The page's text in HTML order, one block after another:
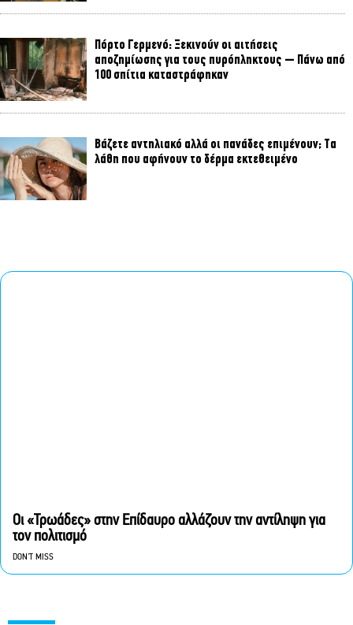
Πόρτο Γερμενό: Ξεκινούν οι αιτήσεις
αποζημίωσης για τους πυρόπληκτους – Πάνω από
100 σπίτια καταστράφηκαν
Βάζετε αντηλιακό αλλά οι πανάδες επιμένουν; Τα
λάθη που αφήνουν το δέρμα εκτεθειμένο
Οι «Τρωάδες» στην Επίδαυρο αλλάζουν την αντίληψη για
τον πολιτισμό
DON'T MISS